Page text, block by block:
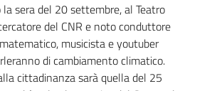
sera del 20 settembre, al Teatro
del CNR e noto conduttore
musicista e youtuber
di cambiamento climatico.
cittadinanza sarà quella del 25